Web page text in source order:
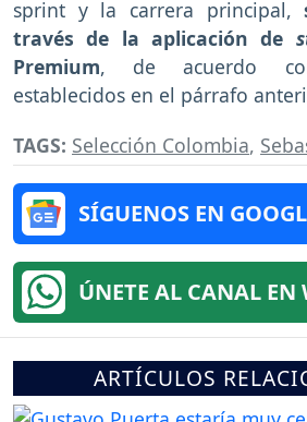
sprint y la carrera principal,
través de la aplicación de
Premium, de acuerdo
establecidos en el párrafo
TAGS: Selección Colombia,
SÍGUENOS EN
ÚNETE AL CANAL EN
ARTÍCULOS